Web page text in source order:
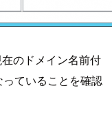
のドメイン名前付
ていることを確認